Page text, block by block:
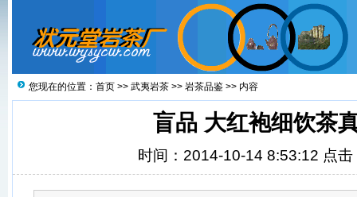
您现在的位置： 首页 >> 武夷岩茶 >> 岩茶品鉴 >> 内容
盲品 大红袍细饮茶
时间：2014-10-14 8:53:12 点击